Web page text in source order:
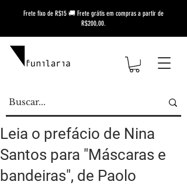
Frete fixo de R$15 🚚 Frete grátis em compras a partir de
R$200,00.
Leia o prefácio de Nina
Santos para "Máscaras e
bandeiras", de Paolo